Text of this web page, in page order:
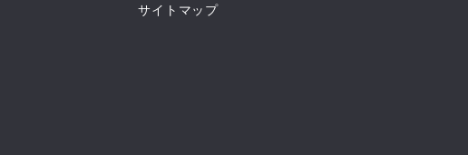
サイトマップ